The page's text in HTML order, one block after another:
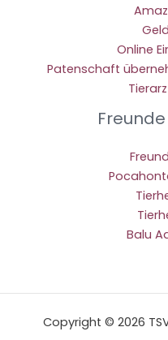
Online
Patenschaft
Balu
Copyright © 2026